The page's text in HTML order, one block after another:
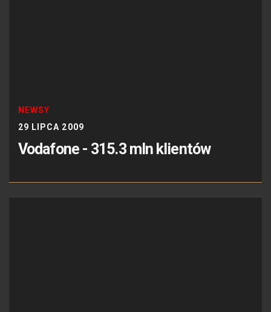
NEWSY
29 LIPCA 2009
Vodafone - 315.3 mln klientów